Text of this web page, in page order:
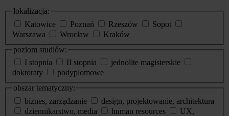
lokalizacja:
Katowice
Poznań Rzeszów
Sopot
Warszawa
Wrocław
Kraków
poziom studiów:
I stopnia
II stopnia
jednolite magisterskie
doktoraty
podyplomowe
obszar tematyczny:
biznes, zarządzanie
design, projektowanie, architektura
dziennikarstwo, media
human resources
UX,